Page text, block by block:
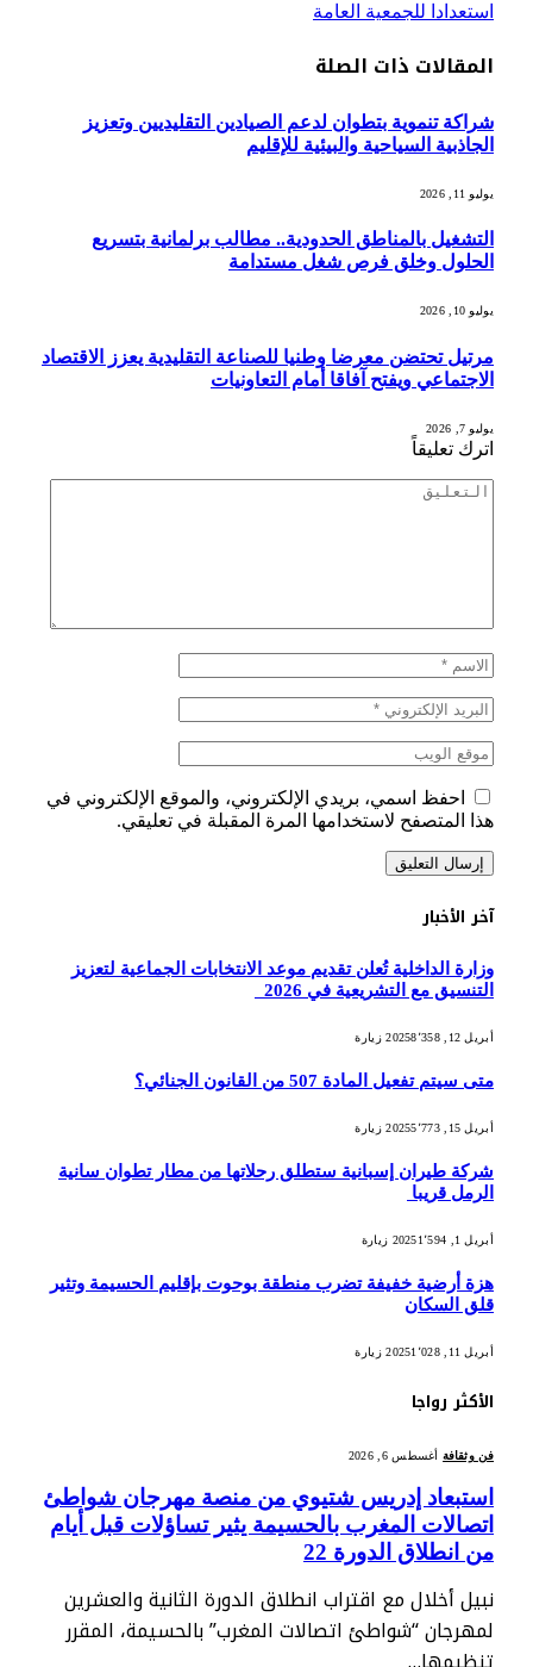
استعدادا للجمعية العامة
المقالات ذات الصلة
شراكة تنموية بتطوان لدعم الصيادين التقليديين وتعزيز
الجاذبية السياحية والبيئية للإقليم
يوليو 11, 2026
التشغيل بالمناطق الحدودية.. مطالب برلمانية بتسريع
الحلول وخلق فرص شغل مستدامة
يوليو 10, 2026
مرتيل تحتضن معرضا وطنيا للصناعة التقليدية يعزز الاقتصاد
الاجتماعي ويفتح آفاقا أمام التعاونيات
يوليو 7, 2026
اترك تعليقاً
احفظ اسمي، بريدي الإلكتروني، والموقع الإلكتروني في
هذا المتصفح لاستخدامها المرة المقبلة في تعليقي.
آخر الأخبار
وزارة الداخلية تُعلن تقديم موعد الانتخابات الجماعية لتعزيز
التنسيق مع التشريعية في 2026
أبريل 12, 2025 8٬358 زيارة
متى سيتم تفعيل المادة 507 من القانون الجنائي؟
أبريل 15, 2025 5٬773 زيارة
شركة طيران إسبانية ستطلق رحلاتها من مطار تطوان سانية
الرمل قريبا
أبريل 1, 2025 1٬594 زيارة
هزة أرضية خفيفة تضرب منطقة بوحوت بإقليم الحسيمة وتثير
قلق السكان
أبريل 11, 2025 1٬028 زيارة
الأكثر رواجا
فن وثقافة أغسطس 6, 2026
استبعاد إدريس شتيوي من منصة مهرجان شواطئ
اتصالات المغرب بالحسيمة يثير تساؤلات قبل أيام
من انطلاق الدورة 22
نبيل أخلال مع اقتراب انطلاق الدورة الثانية والعشرين
لمهرجان “شواطئ اتصالات المغرب” بالحسيمة، المقرر